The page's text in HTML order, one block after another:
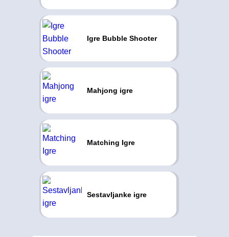
Igre Bubble Shooter
Mahjong igre
Matching Igre
Sestavljanke igre